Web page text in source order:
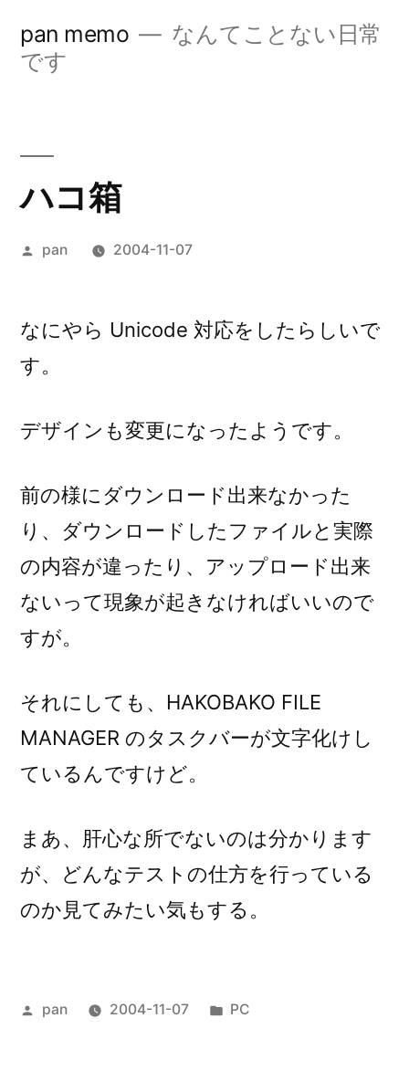
pan memo
なんてことない日常
です
ハコ箱
投
pan 2004-11-07
なにやら Unicode 対応をしたらしいで
す。
デザインも変更になったようです。
前の様にダウンロード出来なかった
り、ダウンロードしたファイルと実際
の内容が違ったり、アップロード出来
ないって現象が起きなければいいので
すが。
それにしても、HAKOBAKO FILE
MANAGER のタスクバーが文字化けし
ているんですけど。
まあ、肝心な所でないのは分かります
が、どんなテストの仕方を行っている
のか見てみたい気もする。
投
pan 2004-11-07
カ
PC